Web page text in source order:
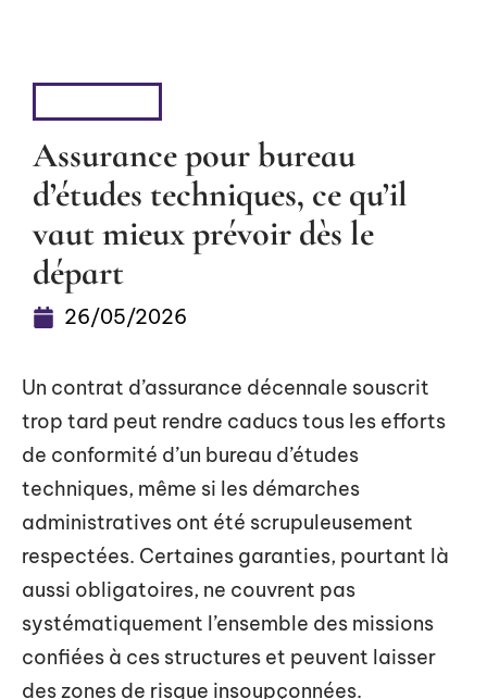
Assurance pour bureau
d’études techniques, ce qu’il
vaut mieux prévoir dès le
départ
26/05/2026
Un contrat d’assurance décennale souscrit
trop tard peut rendre caducs tous les efforts
de conformité d’un bureau d’études
techniques, même si les démarches
administratives ont été scrupuleusement
respectées. Certaines garanties, pourtant là
aussi obligatoires, ne couvrent pas
systématiquement l’ensemble des missions
confiées à ces structures et peuvent laisser
des zones de risque insoupçonnées.